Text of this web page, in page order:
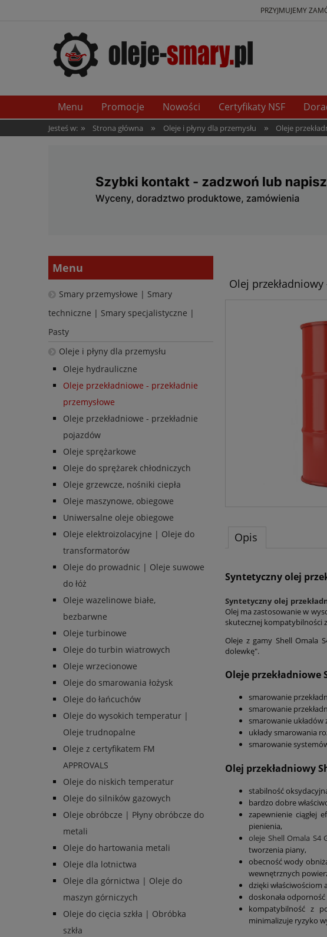
PRZYJMUJEMY
Menu Promocje Nowości Certyfikaty NSF
Jesteś w: » Strona główna » Oleje i płyny dla przemysłu » Oleje
Menu
Smary przemysłowe | Smary
techniczne | Smary specjalistyczne |
Pasty
Oleje i płyny dla przemysłu
Oleje hydrauliczne
Oleje przekładniowe - przekładnie
przemysłowe
Oleje przekładniowe - przekładnie
pojazdów
Oleje sprężarkowe
Oleje do sprężarek chłodniczych
Oleje grzewcze, nośniki ciepła
Oleje maszynowe, obiegowe
Uniwersalne oleje obiegowe
Oleje elektroizolacyjne | Oleje do
transformatorów
Oleje do prowadnic | Oleje suwowe
do łóż
Oleje wazelinowe białe,
bezbarwne
Oleje turbinowe
Oleje do turbin wiatrowych
Oleje wrzecionowe
Oleje do smarowania łożysk
Oleje do łańcuchów
Oleje do wysokich temperatur |
Oleje trudnopalne
Oleje z certyfikatem FM
APPROVALS
Oleje do niskich temperatur
Oleje do silników gazowych
Oleje obróbcze | Płyny obróbcze do
metali
Oleje do hartowania metali
Oleje dla lotnictwa
Oleje dla górnictwa | Oleje do
maszyn górniczych
Oleje do cięcia szkła | Obróbka
szkła
Olej
Opis
Syntetyczny olej
Syntetyczny olej
Olej ma zastosowanie w
skutecznej kompatybilności
Oleje z gamy Shell Omala
dolewkę".
Oleje przekładniowe
smarowanie
smarowanie
smarowanie
układy smarowania
smarowanie
Olej przekładniowy
stabilność
bardzo dobre
zapewnienie ciągłej
pienienia,
oleje Shell Omala S4
tworzenia piany,
obecność wody
wewnętrznych
dzięki
doskonała
kompatybilność z
minimalizuje ryzyko